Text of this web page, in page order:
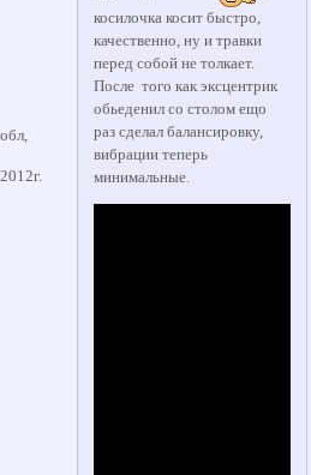
косилочка косит быстро,
качественно, ну и травки
перед собой не толкает.
После того как эксцентрик
обьеденил со столом ещо
раз сделал балансировку,
вибрации теперь
минимальные.